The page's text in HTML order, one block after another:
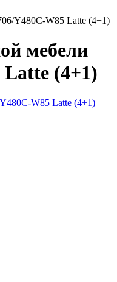
Y480C-W85 Latte (4+1)
мебели
(4+1)